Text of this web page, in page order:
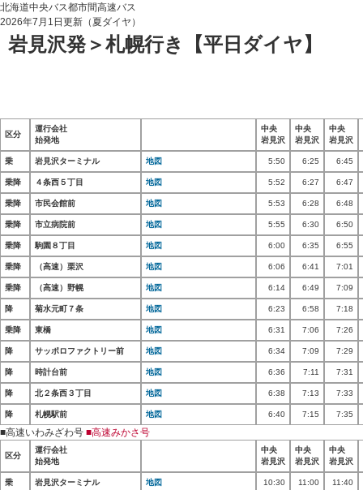
北海道中央バス都市間高速バス
2026年7月1日更新（夏ダイヤ）
岩見沢発＞札幌行き【平日ダイヤ】
区分
運行会社
始発地
中央
岩見沢
中央
岩見沢
中央
岩見沢
乗 岩見沢ターミナル 地図 5:50 6:25 6:45
乗降 ４条西５丁目 地図 5:52 6:27 6:47
乗降 市民会館前 地図 5:53 6:28 6:48
乗降 市立病院前 地図 5:55 6:30 6:50
乗降 駒園８丁目 地図 6:00 6:35 6:55
乗降 （高速）栗沢 地図 6:06 6:41 7:01
乗降 （高速）野幌 地図 6:14 6:49 7:09
降 菊水元町７条 地図 6:23 6:58 7:18
乗降 東橋 地図 6:31 7:06 7:26
降 サッポロファクトリー前 地図 6:34 7:09 7:29
降 時計台前 地図 6:36 7:11 7:31
降 北２条西３丁目 地図 6:38 7:13 7:33
降 札幌駅前 地図 6:40 7:15 7:35
■高速いわみざわ号 ■高速みかさ号
区分
運行会社
始発地
中央
岩見沢
中央
岩見沢
中央
岩見沢
乗 岩見沢ターミナル 地図 10:30 11:00 11:40